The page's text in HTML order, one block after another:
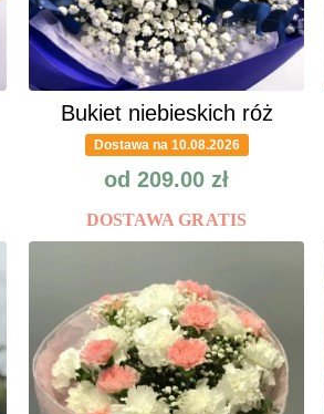
Bukiet niebieskich róż
Dostawa na 10.08.2026
od 209.00 zł
DOSTAWA GRATIS